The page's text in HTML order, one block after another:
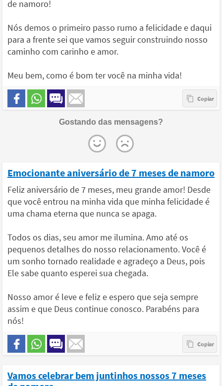
de namoro!
Nós demos o primeiro passo rumo a felicidade e daqui
para a frente sei que vamos seguir construindo nosso
caminho com carinho e amor.
Meu bem, como é bom ter você na minha vida!
Gostando das mensagens?
Emocionante aniversário de 7 meses de namoro
Feliz aniversário de 7 meses, meu grande amor! Desde
que você entrou na minha vida que minha felicidade é
uma chama eterna que nunca se apaga.
Todos os dias, seu amor me ilumina. Amo até os
pequenos detalhes do nosso relacionamento. Você é
um sonho tornado realidade e agradeço a Deus, pois
Ele sabe quanto esperei sua chegada.
Nosso amor é leve e feliz e espero que seja sempre
assim e que Deus continue conosco. Parabéns para
nós!
Vamos celebrar bem juntinhos nossos 7 meses